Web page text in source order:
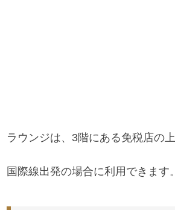
ラウンジは、3階にある免税店の上
国際線出発の場合に利用できます。